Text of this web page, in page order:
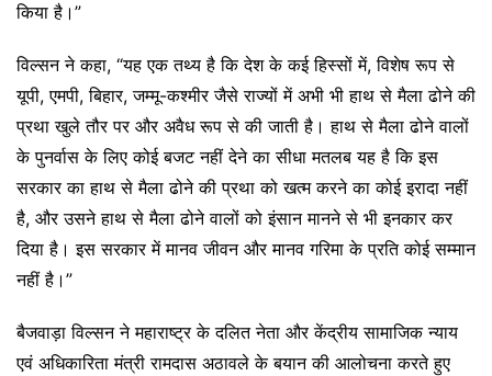
किया है।”
विल्सन ने कहा, “यह एक तथ्य है कि देश के कई हिस्सों में, विशेष रूप से
यूपी, एमपी, बिहार, जम्मू-कश्मीर जैसे राज्यों में अभी भी हाथ से मैला ढोने की
प्रथा खुले तौर पर और अवैध रूप से की जाती है। हाथ से मैला ढोने वालों
के पुनर्वास के लिए कोई बजट नहीं देने का सीधा मतलब यह है कि इस
सरकार का हाथ से मैला ढोने की प्रथा को खत्म करने का कोई इरादा नहीं
है, और उसने हाथ से मैला ढोने वालों को इंसान मानने से भी इनकार कर
दिया है। इस सरकार में मानव जीवन और मानव गरिमा के प्रति कोई सम्मान
नहीं है।”
बैजवाड़ा विल्सन ने महाराष्ट्र के दलित नेता और केंद्रीय सामाजिक न्याय
एवं अधिकारिता मंत्री रामदास अठावले के बयान की आलोचना करते हुए